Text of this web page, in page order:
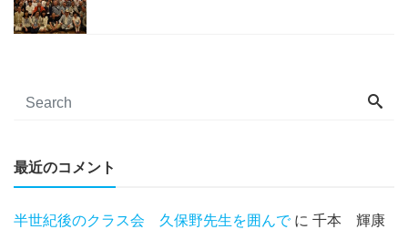
最近のコメント
半世紀後のクラス会 久保野先生を囲んでに 千本 輝康